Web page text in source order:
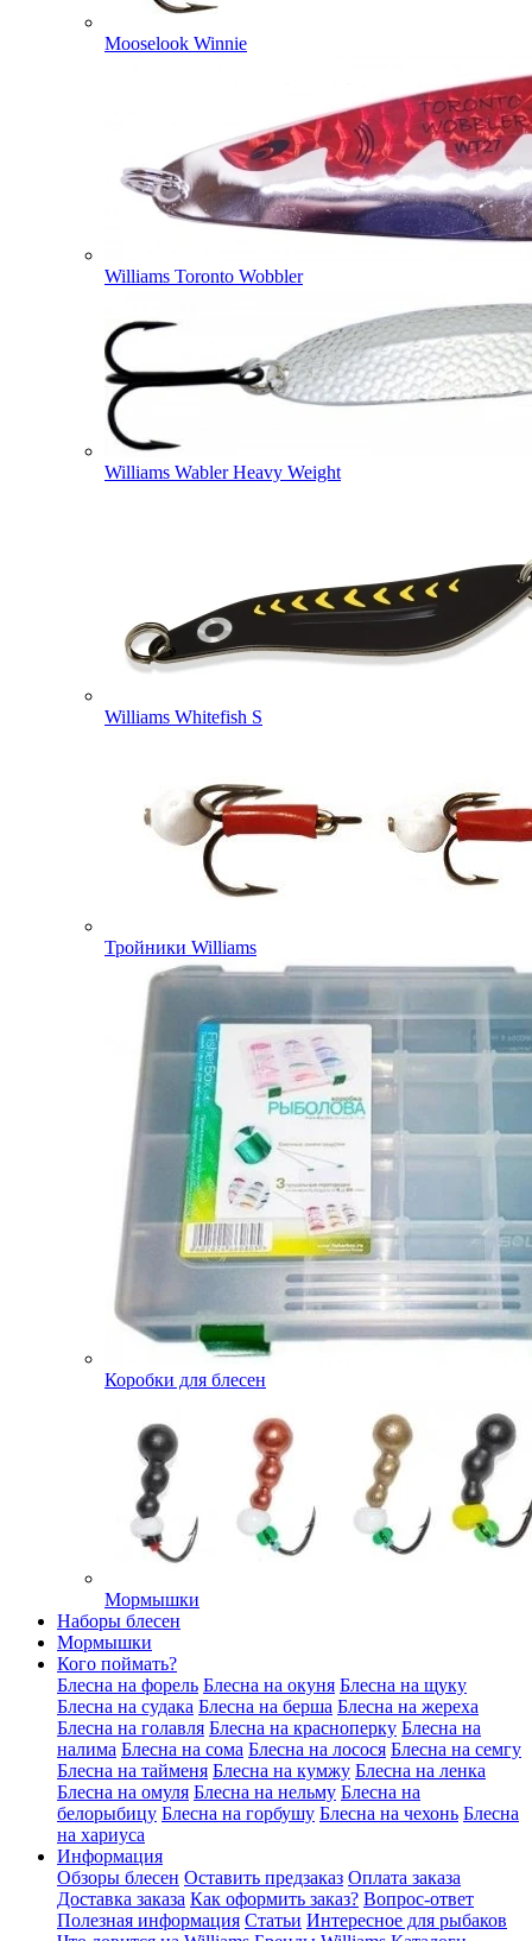
Mooselook Winnie
Williams Toronto Wobbler
Williams Wabler Heavy Weight
Williams Whitefish S
Тройники Williams
Коробки для блесен
Мормышки
Наборы блесен
Мормышки
Кого поймать?
Блесна на форель Блесна на окуня Блесна на щуку
Блесна на судака Блесна на берша Блесна на жереха
Блесна на голавля Блесна на красноперку Блесна на
налима Блесна на сома Блесна на лосося Блесна на семгу
Блесна на тайменя Блесна на кумжу Блесна на ленка
Блесна на омуля Блесна на нельму Блесна на
белорыбицу Блесна на горбушу Блесна на чехонь Блесна
на хариуса
Информация
Обзоры блесен Оставить предзаказ Оплата заказа
Доставка заказа Как оформить заказ? Вопрос-ответ
Полезная информация Статьи Интересное для рыбаков